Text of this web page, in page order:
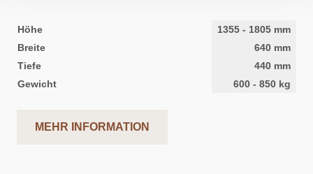
Höhe 1355 - 1805 mm
Breite
640 mm
Tiefe
440 mm
Gewicht
600 - 850 kg
MEHR INFORMATION